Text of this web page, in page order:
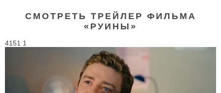
СМОТРЕТЬ ТРЕЙЛЕР ФИЛЬМА
«РУИНЫ»
4151 1